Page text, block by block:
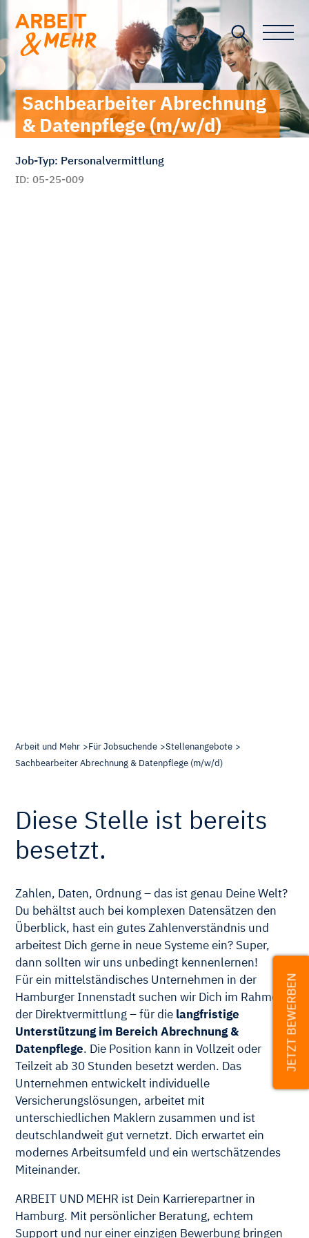
Toggle
Sachbearbeiter Abrechnung
& Datenpflege (m/w/d)
Job-Typ: Personalvermittlung
ID: 05-25-009
Arbeit und Mehr Für Jobsuchende
Stellenangebote
Sachbearbeiter Abrechnung & Datenpflege (m/w/d)
Diese Stelle ist bereits
besetzt.
Zahlen, Daten, Ordnung – das ist genau Deine Welt?
Du behältst auch bei komplexen Datensätzen den
Überblick, hast ein gutes Zahlenverständnis und
arbeitest Dich gerne in neue Systeme ein? Super,
dann sollten wir uns unbedingt kennenlernen!
Für ein mittelständisches Unternehmen in der
Hamburger Innenstadt suchen wir Dich im Rahmen
der Direktvermittlung – für die langfristige
Unterstützung im Bereich Abrechnung &
Datenpflege. Die Position kann in Vollzeit oder
Teilzeit ab 30 Stunden besetzt werden. Das
Unternehmen entwickelt individuelle
Versicherungslösungen, arbeitet mit
unterschiedlichen Maklern zusammen und ist
deutschlandweit gut vernetzt. Dich erwartet ein
modernes Arbeitsumfeld und ein wertschätzendes
Miteinander.
ARBEIT UND MEHR ist Dein Karrierepartner in
Hamburg. Mit persönlicher Beratung, echtem
Support und nur einer einzigen Bewerbung bringen
JETZT BEWERBEN